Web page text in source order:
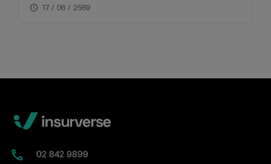
ของคุณ
schedule 17 / 06 / 2569
02​ 842 9899